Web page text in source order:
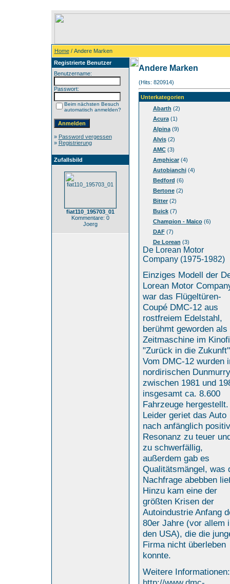
Home/ Andere Marken
Registrierte Benutzer
Benutzername:
Passwort:
Beim nächsten Besuch
automatisch anmelden?
» Password vergessen
» Registrierung
Zufallsbild
fiat110_195703_01
Kommentare: 0
Joerg
Andere Marken
(Hits: 820914)
Unterkategorien
Abarth (2)
Acura(1)
Alpina(9)
Alvis(2)
AMC(3)
Amphicar(4)
Autobianchi(4)
Bedford (6)
Bertone(2)
Bitter(2)
Buick(7)
Champion - Maico(6)
DAF(7)
De Lorean (3)
De Lorean Motor
Company (1975-1982)
Einziges Modell der
Lorean Motor
war das Flügeltüren-
Coupé DMC-12 aus
rostfreiem Edelstahl,
berühmt geworden als
Zeitmaschine im
"Zurück in die
Vom DMC-12 wurden
nordirischen Dunmurry
zwischen 1981 und
insgesamt ca. 8.600
Fahrzeuge hergestellt.
Leider geriet das Auto
nach anfänglich
Resonanz zu teuer
zu schwerfällig,
außerdem gab es
Qualitätsmängel, was
Nachfrage abebben
Hinzu kam eine der
größten Krisen der
Autoindustrie Anfang
80er Jahre (vor allem
den USA), die die
Firma nicht überleben
konnte.
Weitere Informationen: